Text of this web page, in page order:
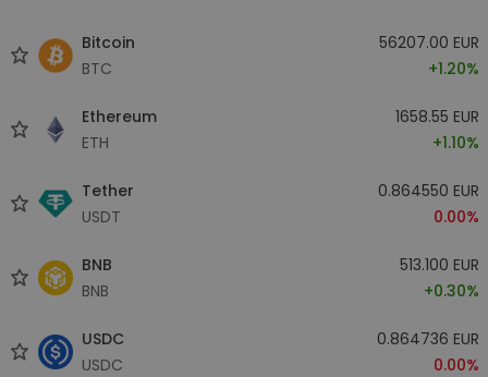
Bitcoin
BTC
56207.00 EUR
+1.20%
Ethereum
ETH
1658.55 EUR
+1.10%
Tether
USDT
0.864550 EUR
0.00%
BNB
BNB
513.100 EUR
+0.30%
USDC
USDC
0.864736 EUR
0.00%